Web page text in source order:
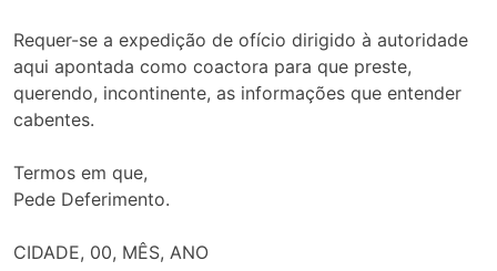
Requer-se a expedição de ofício dirigido à autoridade
aqui apontada como coactora para que preste,
querendo, incontinente, as informações que entender
cabentes.
Termos em que,
Pede Deferimento.
CIDADE, 00, MÊS, ANO